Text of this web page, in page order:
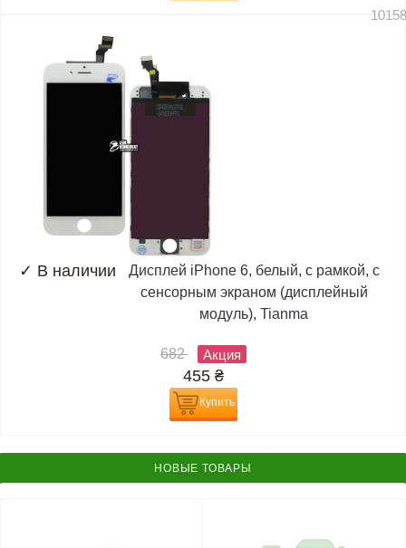
✓ В наличии
Дисплей iPhone 6, белый, с рамкой, с
сенсорным экраном (дисплейный
модуль), Tianma
682 Акция
455 ₴
Купить
НОВЫЕ ТОВАРЫ